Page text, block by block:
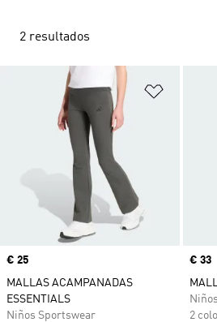
2 resultados
Añadir
Precio
€ 25
MALLAS ACAMPANADAS
ESSENTIALS
Niños Sportswear
Precio
€ 33
2